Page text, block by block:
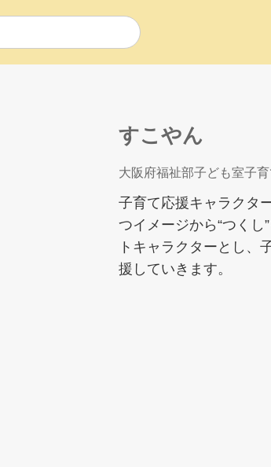
すこやん
大阪府福祉部子ども室子
子育て応援キャラクタ
つイメージから“つくし
トキャラクターとし、
援していきます。